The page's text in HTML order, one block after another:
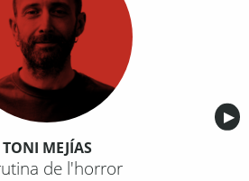
▶︎
TONI MEJÍAS
de l'horror